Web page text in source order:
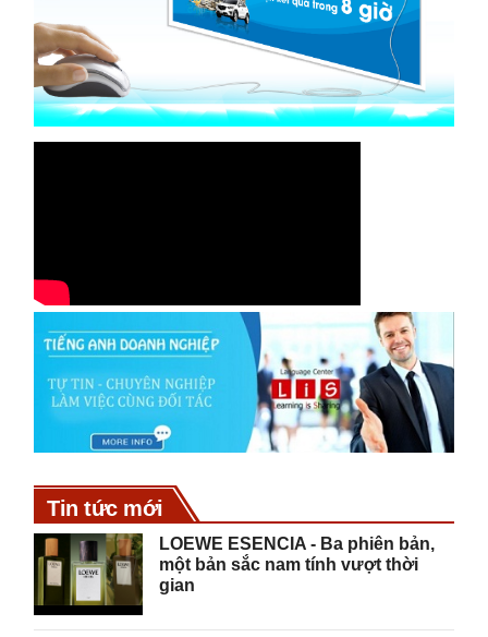
Tin tức mới
LOEWE ESENCIA - Ba phiên bản,
một bản sắc nam tính vượt thời
gian